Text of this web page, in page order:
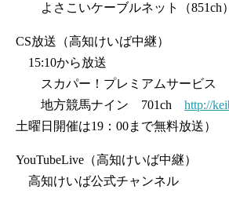
よさこいケーブルネット（851ch）
CS放送（高知けいば中継）
15:10から放送
スカパー！プレミアムサービス
地方競馬ナイン 701ch http://
土曜日開催は19：00まで無料放送）
YouTubeLive（高知けいば中継）
高知けいば公式チャンネル